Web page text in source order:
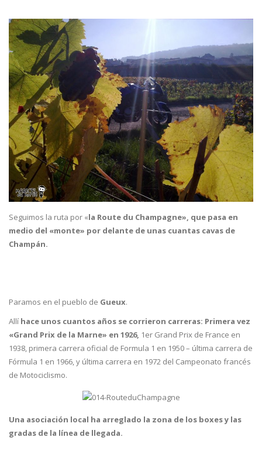
Seguimos la ruta por «la Route du Champagne», que pasa en
medio del «monte» por delante de unas cuantas cavas de
Champán.
Paramos en el pueblo de Gueux.
Allí hace unos cuantos años se corrieron carreras: Primera vez
«Grand Prix de la Marne» en 1926, 1er Grand Prix de France en
1938, primera carrera oficial de Formula 1 en 1950 – última carrera de
Fórmula 1 en 1966, y última carrera en 1972 del Campeonato francés
de Motociclismo.
Una asociación local ha arreglado la zona de los boxes y las
gradas de la línea de llegada.